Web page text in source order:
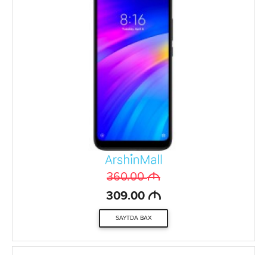
360.00M
309.00 M
SAYTDA BAX